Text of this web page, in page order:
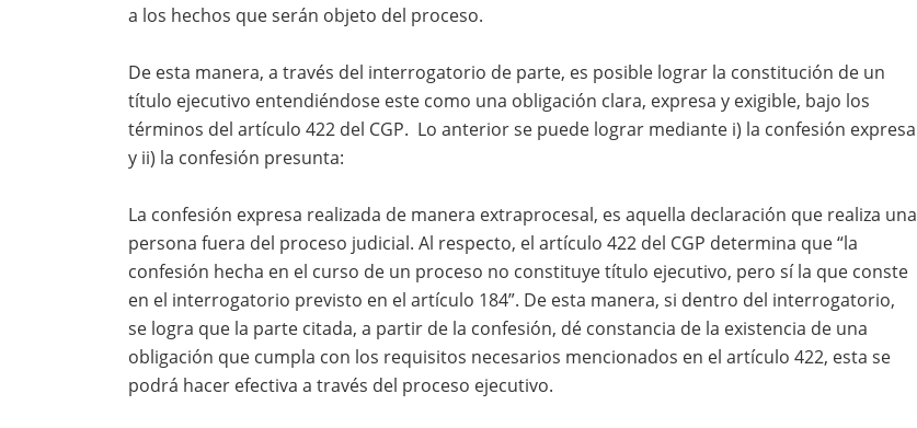
a los hechos que serán objeto del proceso.
De esta manera, a través del interrogatorio de parte, es posible lograr la constitución de un
título ejecutivo entendiéndose este como una obligación clara, expresa y exigible, bajo los
términos del artículo 422 del CGP. Lo anterior se puede lograr mediante i) la confesión expresa
y ii) la confesión presunta:
La confesión expresa realizada de manera extraprocesal, es aquella declaración que realiza una
persona fuera del proceso judicial. Al respecto, el artículo 422 del CGP determina que “la
confesión hecha en el curso de un proceso no constituye título ejecutivo, pero sí la que conste
en el interrogatorio previsto en el artículo 184”. De esta manera, si dentro del interrogatorio,
se logra que la parte citada, a partir de la confesión, dé constancia de la existencia de una
obligación que cumpla con los requisitos necesarios mencionados en el artículo 422, esta se
podrá hacer efectiva a través del proceso ejecutivo.